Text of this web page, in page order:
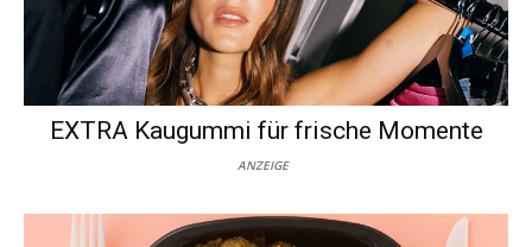
EXTRA Kaugummi für frische Momente
ANZEIGE